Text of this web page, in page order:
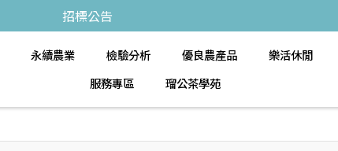
招標公告
永續農業 檢驗分析 優良農產品 樂活休閒
服務專區
瑠公茶學苑